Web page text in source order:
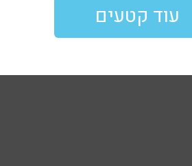
עוד קטעים